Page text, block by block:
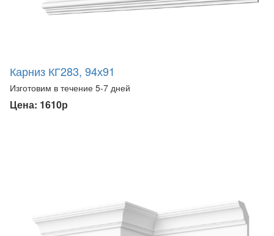
Карниз КГ283, 94х91
Изготовим в течение 5-7 дней
Цена: 1610р